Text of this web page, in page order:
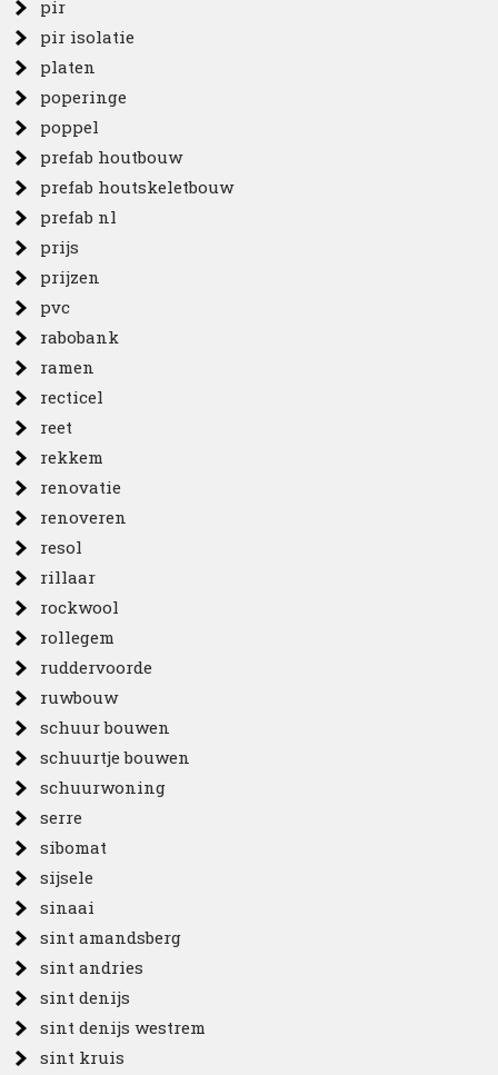
pir
pir isolatie
platen
poperinge
poppel
prefab houtbouw
prefab houtskeletbouw
prefab nl
prijs
prijzen
pvc
rabobank
ramen
recticel
reet
rekkem
renovatie
renoveren
resol
rillaar
rockwool
rollegem
ruddervoorde
ruwbouw
schuur bouwen
schuurtje bouwen
schuurwoning
serre
sibomat
sijsele
sinaai
sint amandsberg
sint andries
sint denijs
sint denijs westrem
sint kruis